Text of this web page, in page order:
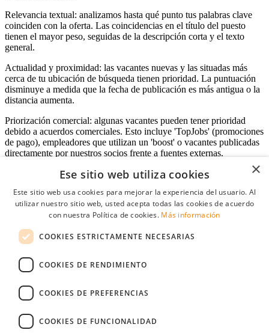
Relevancia textual: analizamos hasta qué punto tus palabras clave
coinciden con la oferta. Las coincidencias en el título del puesto
tienen el mayor peso, seguidas de la descripción corta y el texto
general.
Actualidad y proximidad: las vacantes nuevas y las situadas más
cerca de tu ubicación de búsqueda tienen prioridad. La puntuación
disminuye a medida que la fecha de publicación es más antigua o la
distancia aumenta.
Priorización comercial: algunas vacantes pueden tener prioridad
debido a acuerdos comerciales. Esto incluye 'TopJobs' (promociones
de pago), empleadores que utilizan un 'boost' o vacantes publicadas
directamente por nuestros socios frente a fuentes externas.
Acceso empresas
Contraseña
Recordarme
Conectarse
Registro gratuito empresas
×
Ese sitio web utiliza cookies
Este sitio web usa cookies para mejorar la experiencia del usuario. Al
utilizar nuestro sitio web, usted acepta todas las cookies de acuerdo
con nuestra Política de cookies. Más información
COOKIES ESTRICTAMENTE NECESARIAS
COOKIES DE RENDIMIENTO
COOKIES DE PREFERENCIAS
COOKIES DE FUNCIONALIDAD